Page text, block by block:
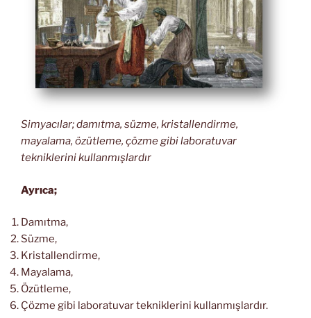
Simyacılar; damıtma, süzme, kristallendirme,
mayalama, özütleme, çözme gibi laboratuvar
tekniklerini kullanmışlardır
Ayrıca;
Damıtma,
Süzme,
Kristallendirme,
Mayalama,
Özütleme,
Çözme gibi laboratuvar tekniklerini kullanmışlardır.